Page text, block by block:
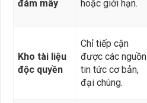
đám mây
hoặc giới hạn.
Kho tài liệu
độc quyền
Chỉ tiếp cận
được các nguồn
tin tức cơ bản,
đại chúng.